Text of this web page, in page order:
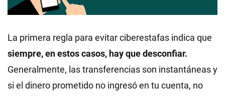
La primera regla para evitar ciberestafas indica que
siempre, en estos casos, hay que desconfiar.
Generalmente, las transferencias son instantáneas y
si el dinero prometido no ingresó en tu cuenta, no